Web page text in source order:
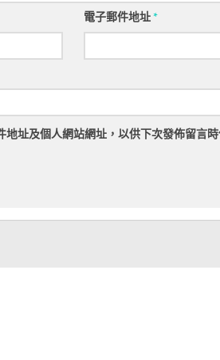
電子郵件地址*
地址及個人網站網址，以供下次發佈留言